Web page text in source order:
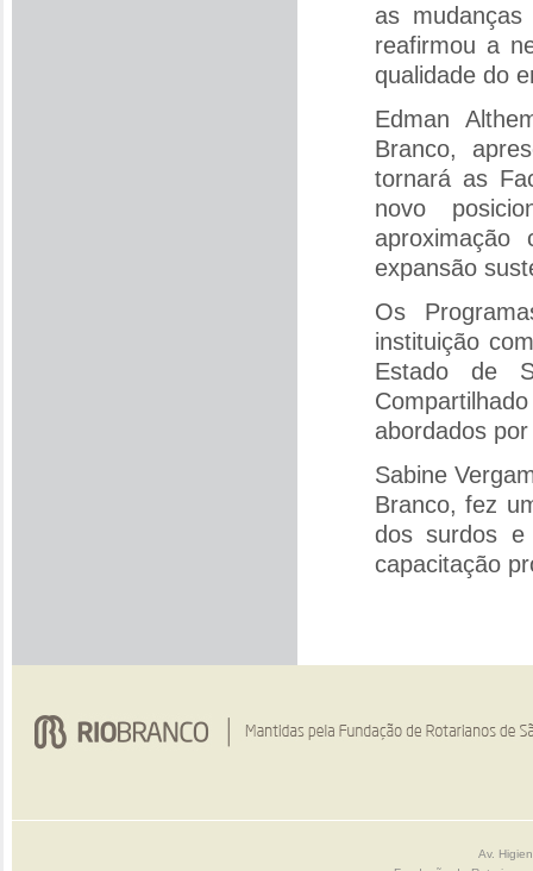
as
reafirmou a
qualidade do
Edman
Branco,
tornará as
novo
expansão
Os
instituição
Estado de
abordados
Sabine
Branco, fez
dos surdos
capacitação
Av.